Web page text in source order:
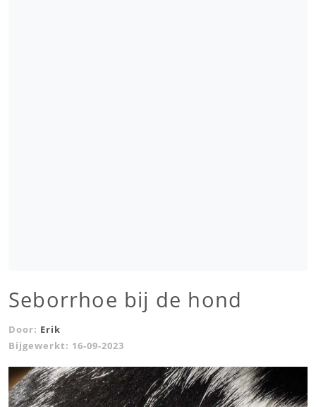
Seborrhoe bij de hond
Door: Erik
Bijgewerkt: 16-09-2023